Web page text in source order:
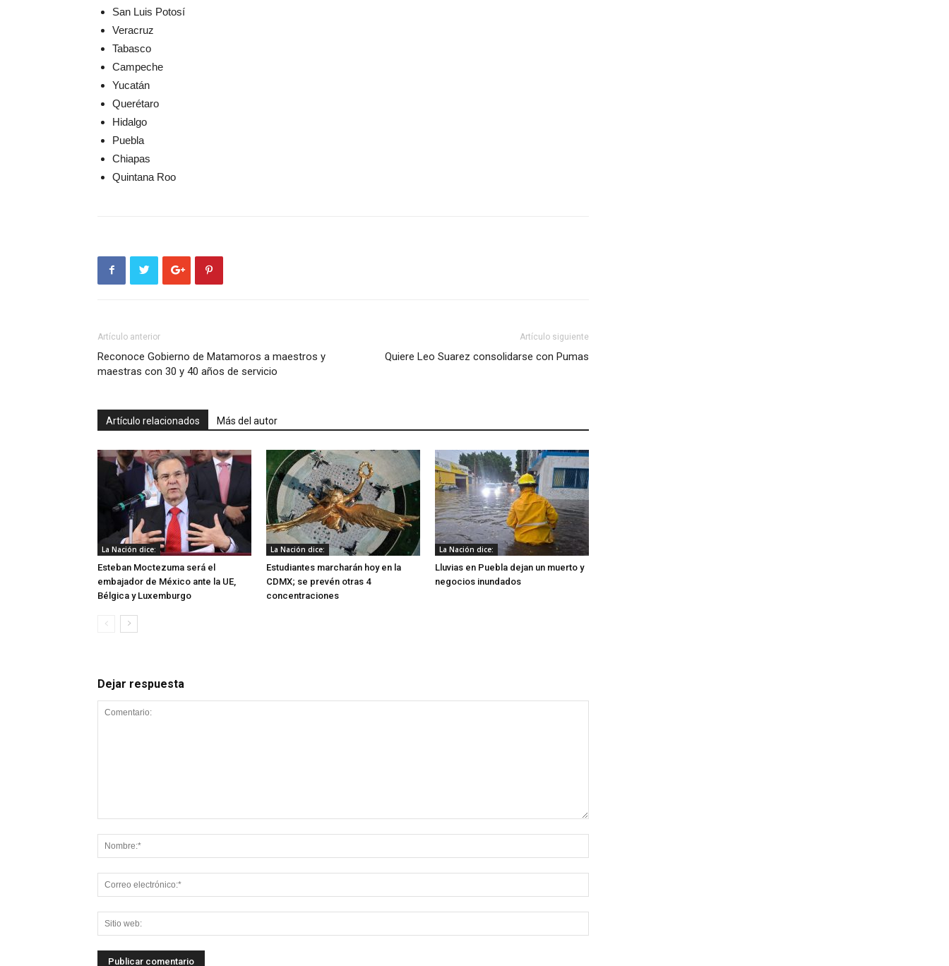
San Luis Potosí
Veracruz
Tabasco
Campeche
Yucatán
Querétaro
Hidalgo
Puebla
Chiapas
Quintana Roo
Artículo anterior
Reconoce Gobierno de Matamoros a maestros y
maestras con 30 y 40 años de servicio
Artículo siguiente
Quiere Leo Suarez consolidarse con Pumas
Artículo relacionados Más del autor
La Nación dice:
Esteban Moctezuma será el
embajador de México ante la UE,
Bélgica y Luxemburgo
La Nación dice:
Estudiantes marcharán hoy en la
CDMX; se prevén otras 4
concentraciones
La Nación dice:
Lluvias en Puebla dejan un muerto y
negocios inundados
Dejar respuesta